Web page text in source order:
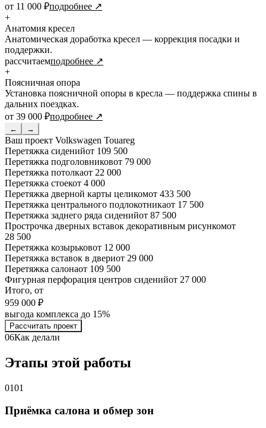
от 11 000 ₽подробнее ↗
+
Анатомия кресел
Анатомическая доработка кресел — коррекция посадки и
поддержки.
рассчитаемподробнее ↗
+
Поясничная опора
Установка поясничной опоры в кресла — поддержка спины в
дальних поездках.
от 39 000 ₽подробнее ↗
← →
Ваш проект Volkswagen Touareg
Перетяжка сиденийот 109 500
Перетяжка подголовниковот 79 000
Перетяжка потолкаот 22 000
Перетяжка стоекот 4 000
Перетяжка дверной карты целикомот 433 500
Перетяжка центрального подлокотникаот 17 500
Перетяжка заднего ряда сиденийот 87 500
Прострочка дверных вставок декоративным рисункомот
28 500
Перетяжка козырьковот 12 000
Перетяжка вставок в двериот 29 000
Перетяжка салонаот 109 500
Фигурная перфорация центров сиденийот 27 000
Итого, от
959 000 ₽
выгода комплекса до 15%
Рассчитать проект
06Как делали
Этапы этой работы
0101
Приёмка салона и обмер зон